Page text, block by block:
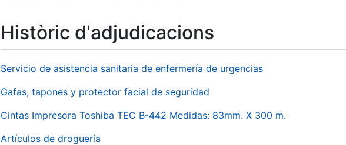
Històric d'adjudicacions
Servicio de asistencia sanitaria de enfermería de urgencias
Gafas, tapones y protector facial de seguridad
Cintas Impresora Toshiba TEC B-442 Medidas: 83mm. X 300 m.
Artículos de droguería